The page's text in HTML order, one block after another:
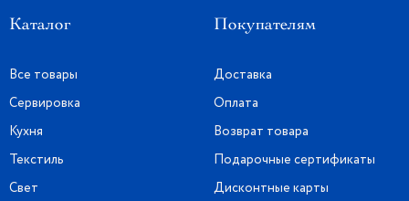
Каталог
Все товары
Сервировка
Кухня
Текстиль
Свет
Покупателям
Доставка
Оплата
Возврат товара
Подарочные сертификаты
Дисконтные карты